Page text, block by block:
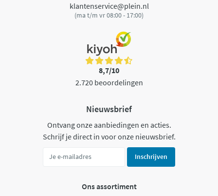
klantenservice@plein.nl
(ma t/m vr 08:00 - 17:00)
8,7/10
2.720 beoordelingen
Nieuwsbrief
Ontvang onze aanbiedingen en acties.
Schrijf je direct in voor onze nieuwsbrief.
Inschrijven
Ons assortiment